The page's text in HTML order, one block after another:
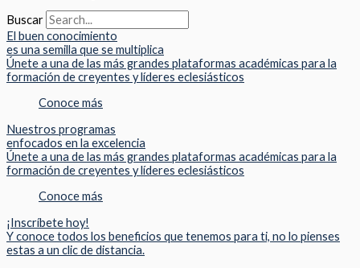
Buscar
El buen conocimiento
es una semilla que se multiplica
Únete a una de las más grandes plataformas académicas para la
formación de creyentes y líderes eclesiásticos
Conoce más
Nuestros programas
enfocados en la excelencia
Únete a una de las más grandes plataformas académicas para la
formación de creyentes y líderes eclesiásticos
Conoce más
¡Inscríbete hoy!
Y conoce todos los beneficios que tenemos para ti, no lo pienses
estas a un clic de distancia.